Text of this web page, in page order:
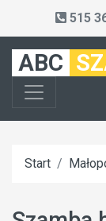
515
ABC
Start